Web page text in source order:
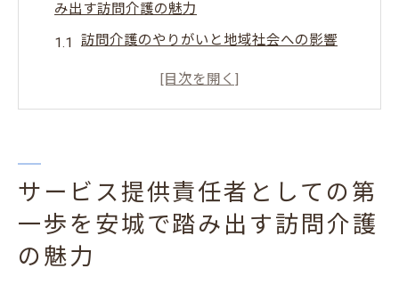
み出す訪問介護の魅力
訪問介護のやりがいと地域社会への影響
安城での訪問介護の現状と将来性
訪問介護を通じた自己成長とキャリア形成
利用者とのコミュニケーションスキル向上
のポイント
サービス提供責任者としての第
一歩を安城で踏み出す訪問介護
の魅力